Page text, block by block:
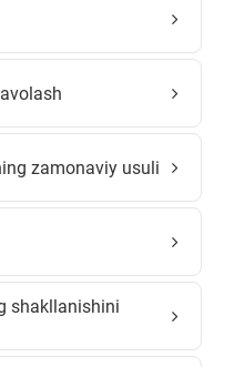
zamonaviy usuli
shakllanishini